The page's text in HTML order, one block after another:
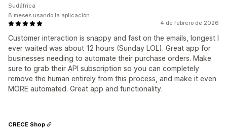
4 de febrero de 2026
Customer interaction is snappy and fast on the emails, longest I
ever waited was about 12 hours (Sunday LOL). Great app for
businesses needing to automate their purchase orders. Make
sure to grab their API subscription so you can completely
remove the human entirely from this process, and make it even
MORE automated. Great app and functionality.
Sudáfrica
8 meses usando la aplicación
CRECE Shop